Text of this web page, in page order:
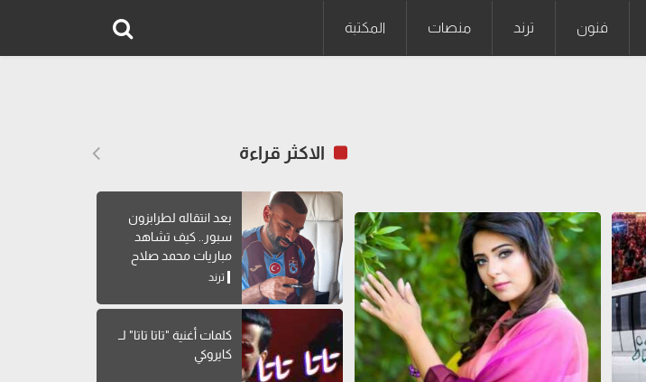
فنون ترند منصات المكتبة
الاكثر قراءة
بعد انتقاله لطرابزون
سبور.. كيف تشاهد
مباريات محمد صلاح
بالدوري التركي؟
ترند
كلمات أغنية "تاتا تاتا" لــ
كايروكي